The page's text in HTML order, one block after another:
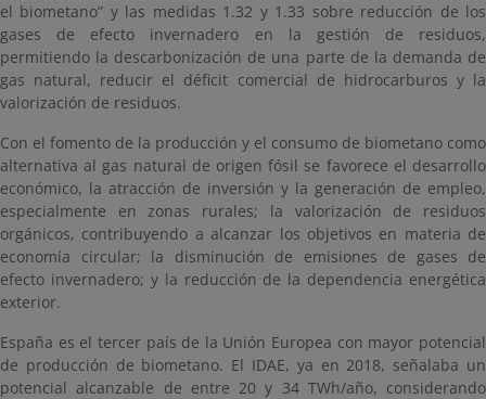
el biometano” y las medidas 1.32 y 1.33 sobre reducción de los
gases de efecto invernadero en la gestión de residuos,
permitiendo la descarbonización de una parte de la demanda de
gas natural, reducir el déficit comercial de hidrocarburos y la
valorización de residuos.
Con el fomento de la producción y el consumo de biometano como
alternativa al gas natural de origen fósil se favorece el desarrollo
económico, la atracción de inversión y la generación de empleo,
especialmente en zonas rurales; la valorización de residuos
orgánicos, contribuyendo a alcanzar los objetivos en materia de
economía circular; la disminución de emisiones de gases de
efecto invernadero; y la reducción de la dependencia energética
exterior.
España es el tercer país de la Unión Europea con mayor potencial
de producción de biometano. El IDAE, ya en 2018, señalaba un
potencial alcanzable de entre 20 y 34 TWh/año, considerando